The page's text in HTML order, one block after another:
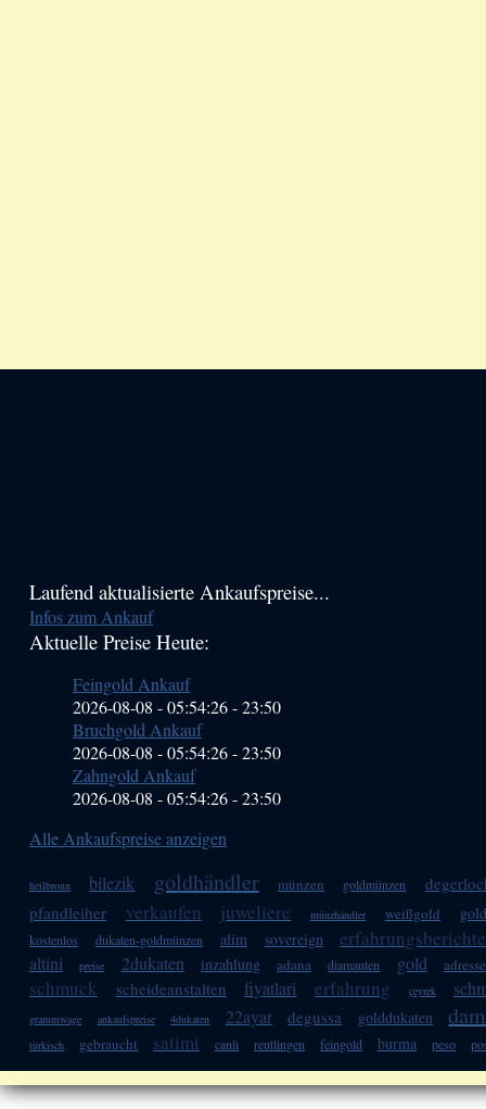
Haupt-
Sidebar
Laufend aktualisierte Ankaufspreise...
Infos zum Ankauf
Aktuelle Preise Heute:
Feingold Ankauf
2026-08-08 - 05:54:26-23:50
Bruchgold Ankauf
2026-08-08 - 05:54:26-23:50
Zahngold Ankauf
2026-08-08 - 05:54:26-23:50
Alle Ankaufspreise anzeigen
heilbronn bilezik goldhändler münzen goldmünzen
pfandleiher
verkaufen juweliere münzhändler weißgold
kostenlos dukaten-goldmünzen alim sovereign erfahrungsberichte
altini preise 2dukaten inzahlung adana diamanten gold adresse
schmuck scheideanstalten fiyatlari erfahrung çeyrek
grammwage ankaufspreise 4dukaten 22ayar degussa golddukaten
türkisch gebraucht satimi canli reutlingen feingold burma peso